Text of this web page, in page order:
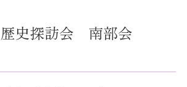
史探訪会 南部会